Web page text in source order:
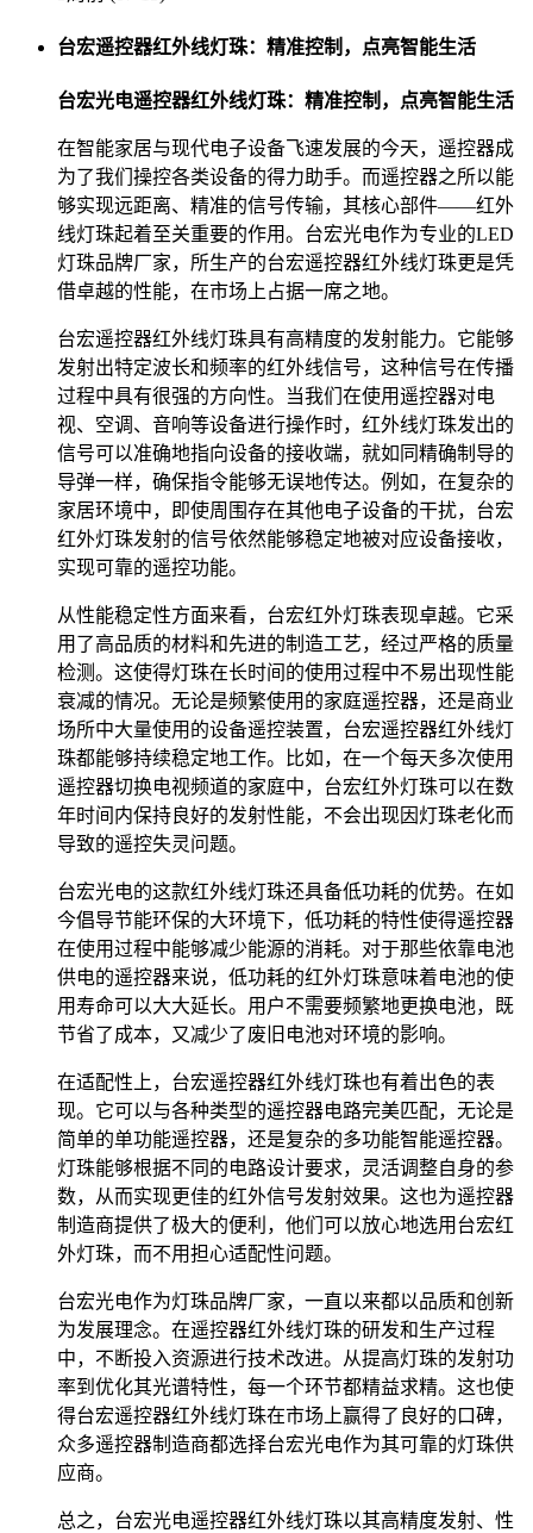
台宏遥控器红外线灯珠：精准控制，点亮智能生活
台宏光电遥控器红外线灯珠：精准控制，点亮智能生活
在智能家居与现代电子设备飞速发展的今天，遥控器成
为了我们操控各类设备的得力助手。而遥控器之所以能
够实现远距离、精准的信号传输，其核心部件——红外
线灯珠起着至关重要的作用。台宏光电作为专业的LED
灯珠品牌厂家，所生产的台宏遥控器红外线灯珠更是凭
借卓越的性能，在市场上占据一席之地。
台宏遥控器红外线灯珠具有高精度的发射能力。它能够
发射出特定波长和频率的红外线信号，这种信号在传播
过程中具有很强的方向性。当我们在使用遥控器对电
视、空调、音响等设备进行操作时，红外线灯珠发出的
信号可以准确地指向设备的接收端，就如同精确制导的
导弹一样，确保指令能够无误地传达。例如，在复杂的
家居环境中，即使周围存在其他电子设备的干扰，台宏
红外灯珠发射的信号依然能够稳定地被对应设备接收，
实现可靠的遥控功能。
从性能稳定性方面来看，台宏红外灯珠表现卓越。它采
用了高品质的材料和先进的制造工艺，经过严格的质量
检测。这使得灯珠在长时间的使用过程中不易出现性能
衰减的情况。无论是频繁使用的家庭遥控器，还是商业
场所中大量使用的设备遥控装置，台宏遥控器红外线灯
珠都能够持续稳定地工作。比如，在一个每天多次使用
遥控器切换电视频道的家庭中，台宏红外灯珠可以在数
年时间内保持良好的发射性能，不会出现因灯珠老化而
导致的遥控失灵问题。
台宏光电的这款红外线灯珠还具备低功耗的优势。在如
今倡导节能环保的大环境下，低功耗的特性使得遥控器
在使用过程中能够减少能源的消耗。对于那些依靠电池
供电的遥控器来说，低功耗的红外灯珠意味着电池的使
用寿命可以大大延长。用户不需要频繁地更换电池，既
节省了成本，又减少了废旧电池对环境的影响。
在适配性上，台宏遥控器红外线灯珠也有着出色的表
现。它可以与各种类型的遥控器电路完美匹配，无论是
简单的单功能遥控器，还是复杂的多功能智能遥控器。
灯珠能够根据不同的电路设计要求，灵活调整自身的参
数，从而实现更佳的红外信号发射效果。这也为遥控器
制造商提供了极大的便利，他们可以放心地选用台宏红
外灯珠，而不用担心适配性问题。
台宏光电作为灯珠品牌厂家，一直以来都以品质和创新
为发展理念。在遥控器红外线灯珠的研发和生产过程
中，不断投入资源进行技术改进。从提高灯珠的发射功
率到优化其光谱特性，每一个环节都精益求精。这也使
得台宏遥控器红外线灯珠在市场上赢得了良好的口碑，
众多遥控器制造商都选择台宏光电作为其可靠的灯珠供
应商。
总之，台宏光电遥控器红外线灯珠以其高精度发射、性